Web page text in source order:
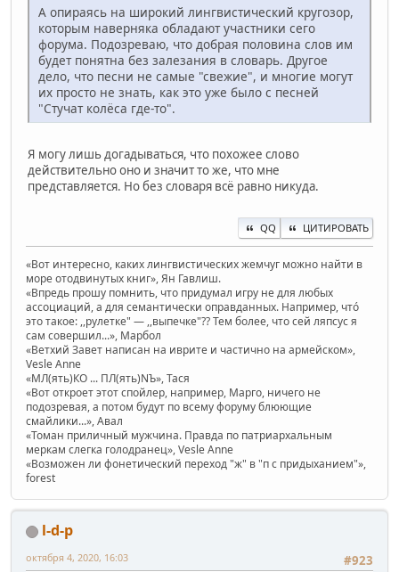
А опираясь на широкий лингвистический кругозор,
которым наверняка обладают участники сего
форума. Подозреваю, что добрая половина слов им
будет понятна без залезания в словарь. Другое
дело, что песни не самые "свежие", и многие могут
их просто не знать, как это уже было с песней
"Стучат колёса где-то".
Я могу лишь догадываться, что похожее слово
действительно оно и значит то же, что мне
представляется. Но без словаря всё равно никуда.
QQ ЦИТИРОВАТЬ
«Вот интересно, каких лингвистических жемчуг можно найти в
море отодвинутых книг», Ян Гавлиш.
«Впредь прошу помнить, что придумал игру не для любых
ассоциаций, а для семантически оправданных. Например, чтó
это такое: ,,рулетке" — ,,выпечке"?? Тем более, что сей ляпсус я
сам совершил...», Марбол
«Ветхий Завет написан на иврите и частично на армейском»,
Vesle Anne
«МЛ(ять)КО ... ПЛ(ять)NЪ», Тася
«Вот откроет этот спойлер, например, Марго, ничего не
подозревая, а потом будут по всему форуму блюющие
смайлики...», Авал
«Томан приличный мужчина. Правда по патриархальным
меркам слегка голодранец», Vesle Anne
«Возможен ли фонетический переход "ж" в "п с придыханием"»,
forest
l-d-p
#923
октября 4, 2020, 16:03